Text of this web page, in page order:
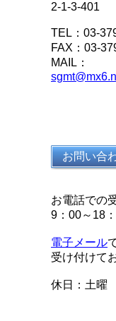
2-1-3-401
TEL：03-
FAX：03-
MAIL：
お問い合
お電話での
9：00～18
電子メール
受け付けて
休日：土